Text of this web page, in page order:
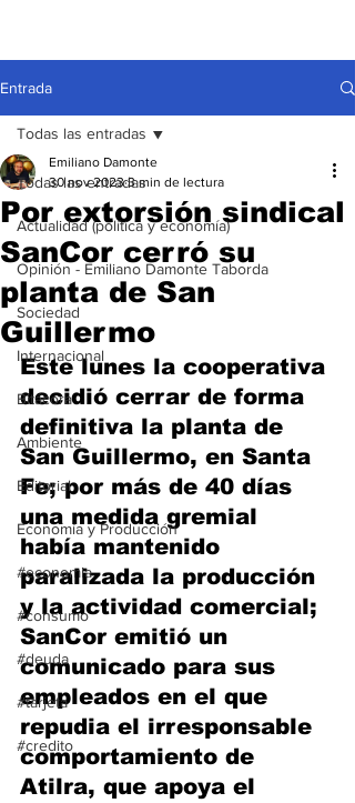
Entrada
Todas las entradas
Actualidad (política y economía)
Opinión - Emiliano Damonte Taborda
Sociedad
Internacional
Bitácora
Ambiente
Editorial
Economía y Producción
#economia
#consumo
#deuda
#tarjeta
#credito
Todas las entradas
Por extorsión sindical
SanCor cerró su
planta de San
Guillermo
Emiliano Damonte
30 nov 2023 3 min de lectura
Este lunes la cooperativa
decidió cerrar de forma
definitiva la planta de
San Guillermo, en Santa
Fe; por más de 40 días
una medida gremial
había mantenido
paralizada la producción
y la actividad comercial;
SanCor emitió un
comunicado para sus
empleados en el que
repudia el irresponsable
comportamiento de
Atilra, que apoya el